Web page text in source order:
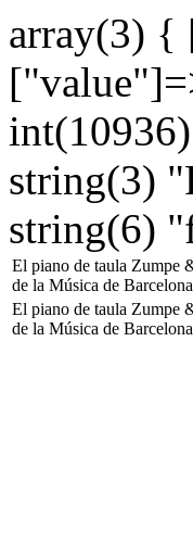
array(3) {
string(3)
string(6)
El piano de taula Zumpe
de la Música de
El piano de taula Zumpe
de la Música de